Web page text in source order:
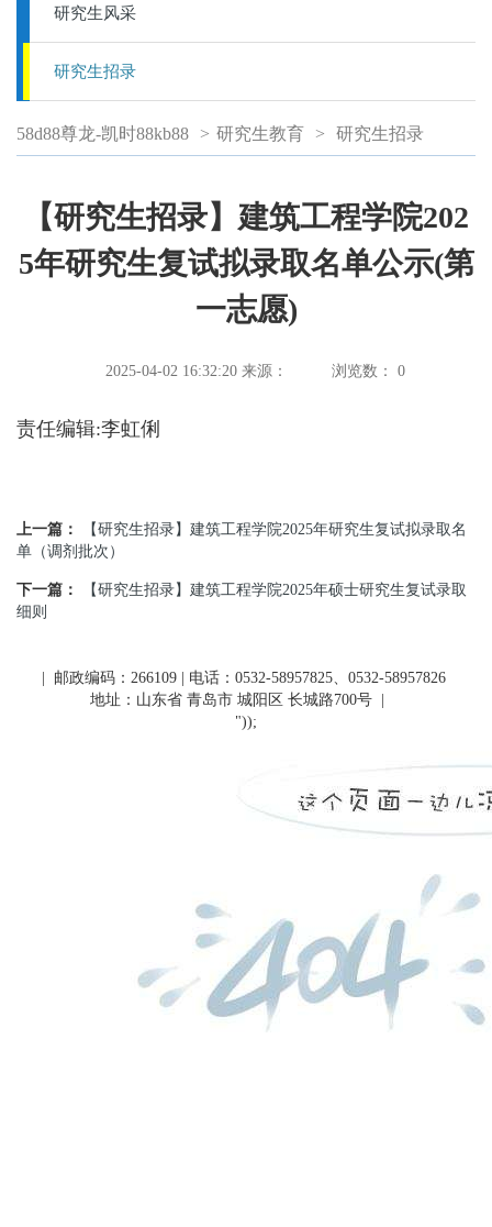
研究生风采
研究生招录
58d88尊龙-凯时88kb88 > 研究生教育 > 研究生招录
【研究生招录】建筑工程学院202
5年研究生复试拟录取名单公示(第
一志愿)
2025-04-02 16:32:20 来源： 浏览数： 0
责任编辑:李虹俐
上一篇：
【研究生招录】建筑工程学院2025年研究生复试拟录取名
单（调剂批次）
下一篇：
【研究生招录】建筑工程学院2025年硕士研究生复试录取
细则
| 邮政编码：266109 | 电话：0532-58957825、0532-58957826
地址：山东省 青岛市 城阳区 长城路700号
"));